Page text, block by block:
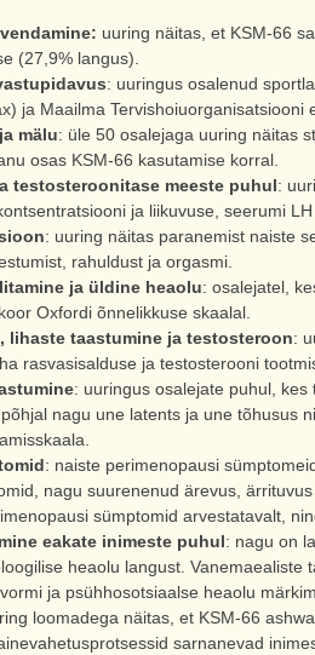
uuring näitas, et KSM-66
(27,9% langus).
: uuringus osalenud
ja Maailma
mälu: üle 50 osalejaga uuring näitas
osas KSM-66 kasutamise korral.
testosteroonitase meeste puhul:
ja liikuvuse, seerumi
: uuring näitas paranemist naiste
rahuldust ja orgasmi.
ja üldine heaolu: osalejatel,
Oxfordi õnnelikkuse skaalal.
lihaste taastumine ja testosteroon:
rasvasisalduse ja testosterooni
: uuringus osalejate puhul,
nagu une latents ja une tõhusus
: naiste perimenopausi
nagu suurenenud ärevus,
sümptomid arvestatavalt,
eakate inimeste puhul: nagu on
heaolu langust.
ja psühhosotsiaalse heaolu
loomadega näitas, et KSM-66
sarnanevad